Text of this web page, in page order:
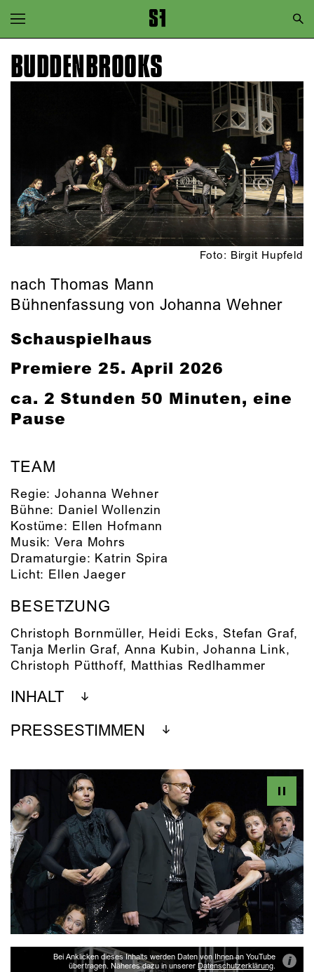
Zur Hauptnavigation springen
Zum Hauptinhalt springen
Zum Footer springen
BUDDEN­BROOKS
Foto: Birgit Hupfeld
nach Thomas Mann
Bühnenfassung von Johanna Wehner
Schauspielhaus
Premiere 25. April 2026
ca. 2 Stunden 50 Minuten, eine
Pause
TEAM
Regie:Johanna Wehner
Bühne: Daniel Wollenzin
Kostüme: Ellen Hofmann
Musik:Vera Mohrs
Dramaturgie: Katrin Spira
Licht: Ellen Jaeger
BESETZUNG
Christoph Bornmüller, Heidi Ecks, Stefan Graf,
Tanja Merlin Graf, Anna Kubin,Johanna Link,
Christoph Pütthoff, Matthias Redlhammer
INHALT
PRESSESTIMMEN
Bei Anklicken dieses Inhalts werden Daten von Ihnen an YouTube
übertragen. Näheres dazu in unserer Datenschutzerklärung. i